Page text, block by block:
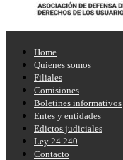
Home
Quienes somos
Filiales
Comisiones
Boletines informativos
Entes y entidades
Edictos judiciales
Ley 24.240
Contacto